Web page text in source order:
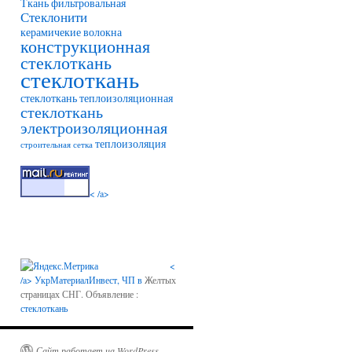
Ткань фильтровальная
Стеклонити
керамичекие волокна
конструкционная
стеклоткань
стеклоткань
стеклоткань теплоизоляционная
стеклоткань
электроизоляционная
строительная сетка теплоизоляция
< /a>
<
/a> УкрМатериалИнвест, ЧП вЖелтых
страницах СНГ. Объявление :
стеклоткань